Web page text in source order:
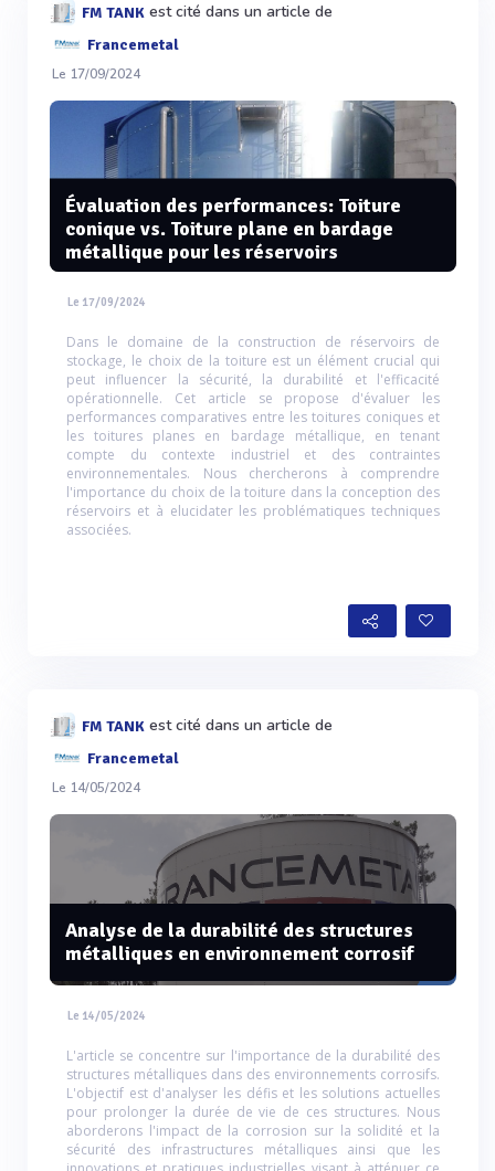
FM TANK est cité dans un article de
Francemetal
Le 17/09/2024
Évaluation des performances: Toiture
conique vs. Toiture plane en bardage
métallique pour les réservoirs
Le 17/09/2024
Dans le domaine de la construction de réservoirs de
stockage, le choix de la toiture est un élément crucial qui
peut influencer la sécurité, la durabilité et l'efficacité
opérationnelle. Cet article se propose d'évaluer les
performances comparatives entre les toitures coniques et
les toitures planes en bardage métallique, en tenant
compte du contexte industriel et des contraintes
environnementales. Nous chercherons à comprendre
l'importance du choix de la toiture dans la conception des
réservoirs et à elucidater les problématiques techniques
associées.
FM TANK est cité dans un article de
Francemetal
Le 14/05/2024
Analyse de la durabilité des structures
métalliques en environnement corrosif
Le 14/05/2024
L'article se concentre sur l'importance de la durabilité des
structures métalliques dans des environnements corrosifs.
L'objectif est d'analyser les défis et les solutions actuelles
pour prolonger la durée de vie de ces structures. Nous
aborderons l'impact de la corrosion sur la solidité et la
sécurité des infrastructures métalliques ainsi que les